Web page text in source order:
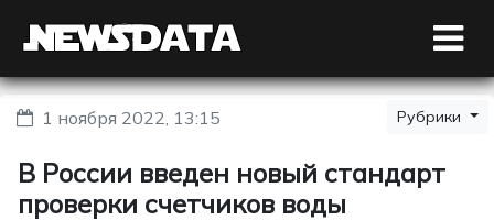
1 ноября 2022, 13:15 Рубрики
В России введен новый стандарт
проверки счетчиков воды